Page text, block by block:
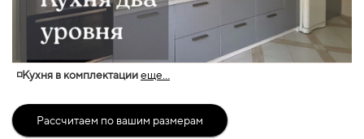
◽Кухня в комплектацииеще...
Рассчитаем по вашим размерам